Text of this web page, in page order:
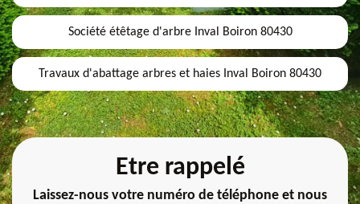
Société étêtage d'arbre Inval Boiron 80430
Travaux d'abattage arbres et haies Inval Boiron 80430
Etre rappelé
Laissez-nous votre numéro de téléphone et nous